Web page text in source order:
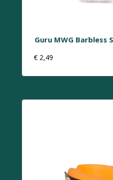
Guru MWG Barbless
€ 2,49